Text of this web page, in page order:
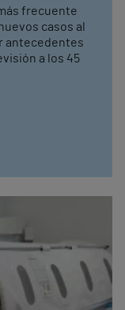
frecuente
casos al
antecedentes
a los 45